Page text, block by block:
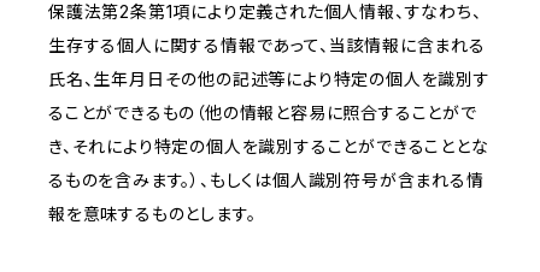
保護法第2条第1項により定義された個人情報、すなわち、
生存する個人に関する情報であって、当該情報に含まれる
氏名、生年月日その他の記述等により特定の個人を識別す
ることができるもの（他の情報と容易に照合することがで
き、それにより特定の個人を識別することができることとな
るものを含みます。）、もしくは個人識別符号が含まれる情
報を意味するものとします。